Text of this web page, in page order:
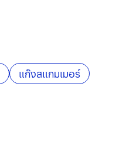
แก๊งสแกมเมอร์